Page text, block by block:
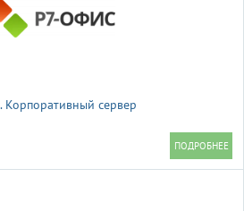
Корпоративный сервер